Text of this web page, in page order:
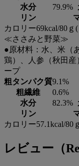
水分
79.9%
リン
カロリー69kcal/80ｇ(
≪ささみと野菜≫
●原材料：水、米（
鶏）、人参（秋田産
ープ
粗タンパク質9.1%
粗繊維
0.6%
水分
82.3%
リン
カロリー57.1kcal/80
レビュー（